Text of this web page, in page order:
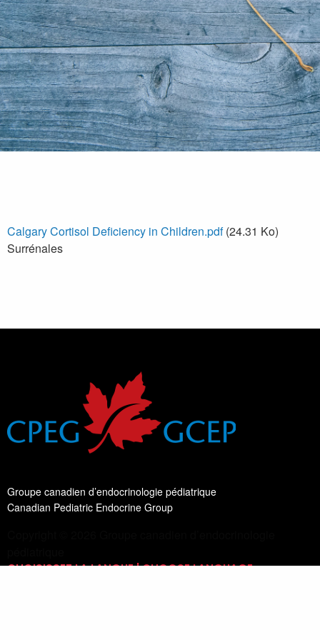
Calgary Cortisol Deficiency in Children.pdf (24.31 Ko)
Surrénales
Groupe canadien d’endocrinologie pédiatrique
Canadian Pediatric Endocrine Group
CHOISISSEZ LA LANGUE | CHOOSE LANGUAGE